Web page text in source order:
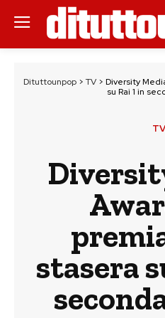
Dituttounpop > TV > Diversity
su Rai 1 in
TV
stasera